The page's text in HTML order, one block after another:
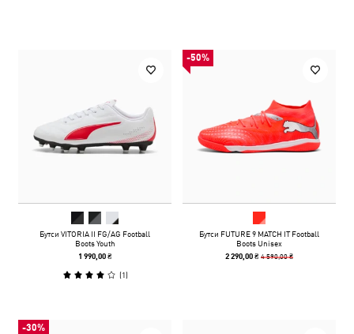
Бутси VITORIA II FG/AG Football
Boots Youth
1 990,00 ₴
(1)
-50%
Бутси FUTURE 9 MATCH IT Football
Boots Unisex
2 290,00 ₴4 590,00 ₴
-30%